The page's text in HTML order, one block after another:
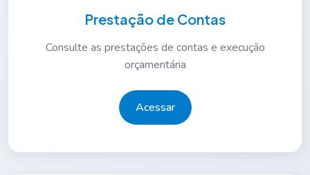
Prestação de Contas
Consulte as prestações de contas e execução
orçamentária
Acessar